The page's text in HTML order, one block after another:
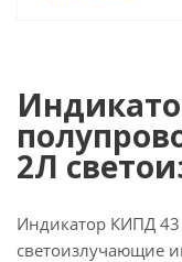
2Л
Индикатор КИПД
светоизлучающие